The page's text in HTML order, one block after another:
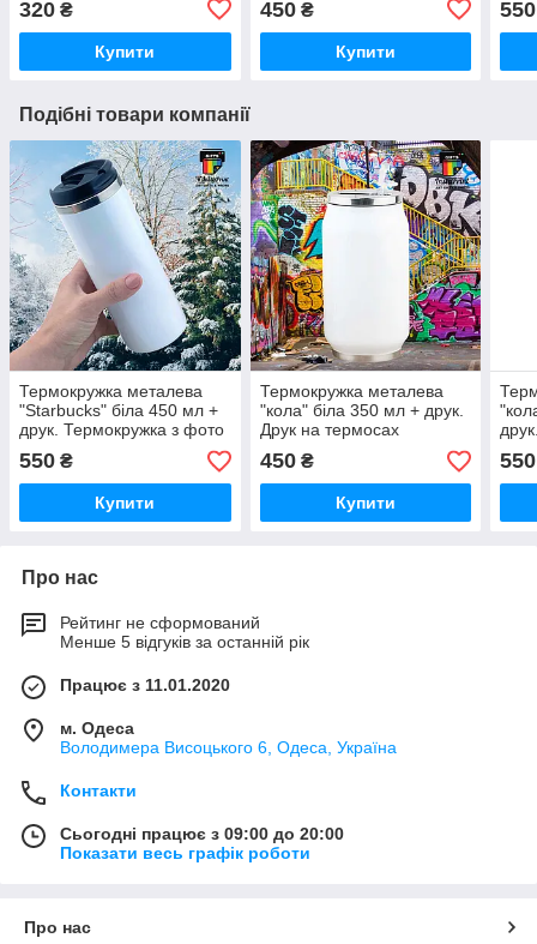
320 ₴
Купити
450₴
Купити
550
Подібні товари компанії
Термокружка металева
"Starbucks" біла 450 мл +
друк. Термокружка з фото
550 ₴
Купити
Термокружка металева
"кола" біла 350 мл + друк.
Друк на термосах
450₴
Купити
550
Про нас
Рейтинг не сформований
Менше 5 відгуків за останній рік
Працює з 11.01.2020
м. Одеса
Володимера Висоцького 6, Одеса, Україна
Контакти
Сьогодні працює з 09:00 до 20:00
Показати весь графік роботи
Про нас